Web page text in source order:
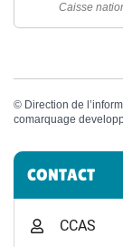
Caisse
© Direction de
comarquage
CONTACT
CCAS